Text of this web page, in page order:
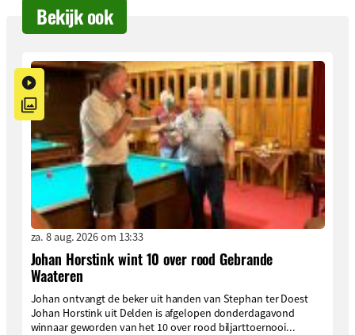
Bekijk ook
za. 8 aug. 2026 om 13:33
Johan Horstink wint 10 over rood Gebrande
Waateren
Johan ontvangt de beker uit handen van Stephan ter Doest
Johan Horstink uit Delden is afgelopen donderdagavond
winnaar geworden van het 10 over rood biljarttoernooi...